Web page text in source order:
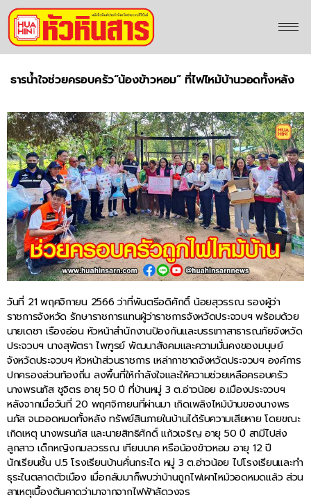
ธารน้ำใจช่วยครอบครัว“น้องข้าวหอม” ที่ไฟไหม้บ้านวอดทั้งหลัง
วันที่ 21 พฤศจิกายน 2566 ว่าที่พันตรีอดิศักดิ์ น้อยสุวรรณ รองผู้ว่า
ราชการจังหวัด รักษาราชการแทนผู้ว่าราชการจังหวัดประจวบฯ พร้อมด้วย
นายเดชา เรืองอ่อน หัวหน้าสำนักงานป้องกันและบรรเทาสาธารณภัยจังหวัด
ประจวบฯ นางสุพัตรา ไพฑูรย์ พัฒนาสังคมและความมั่นคงของมนุษย์
จังหวัดประจวบฯ หัวหน้าส่วนราชการ เหล่ากาชาดจังหวัดประจวบฯ องค์การ
ปกครองส่วนท้องถิ่น ลงพื้นที่ให้กำลังใจและให้ความช่วยเหลือครอบครัว
นางพรนภัส ชูจิตร อายุ 50 ปี ที่บ้านหมู่ 3 ต.อ่าวน้อย อ.เมืองประจวบฯ
หลังจากเมื่อวันที่ 20 พฤศจิกายนที่ผ่านมา เกิดเพลิงไหม้บ้านของนางพร
นภัส จนวอดหมดทั้งหลัง ทรัพย์สินภายในบ้านได้รับความเสียหาย โดยขณะ
เกิดเหตุ นางพรนภัส และนายสิทธิศักดิ์ แก้วเจริญ อายุ 50 ปี สามีไปส่ง
ลูกสาว เด็กหญิงกมลวรรณ เทียนนาค หรือน้องข้าวหอม อายุ 12 ปี
นักเรียนชั้น ป.5 โรงเรียนบ้านคั่นกระได หมู่ 3 ต.อ่าวน้อย ไปโรงเรียนและทำ
ธุระในตลาดตัวเมือง เมื่อกลับมาก็พบว่าบ้านถูกไฟเผาไหม้วอดหมดแล้ว ส่วน
สาเหตุเบื้องต้นคาดว่ามาจากจากไฟฟ้าลัดวงจร